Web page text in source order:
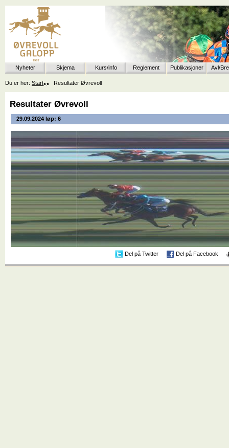
Nyheter Skjema Kurs/info Reglement Publikasjoner Avl/
Du er her: Start Resultater Øvrevoll
Resultater Øvrevoll
29.09.2024 løp: 6
Del på Twitter Del på Facebook